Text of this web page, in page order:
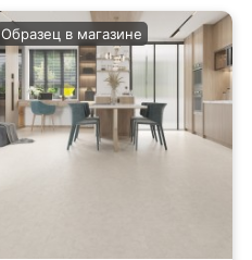
Образец в магазине